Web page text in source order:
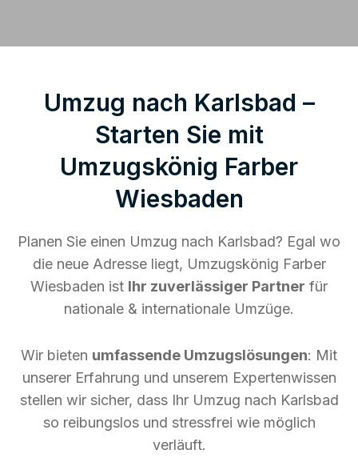
Umzug nach Karlsbad –
Starten Sie mit
Umzugskönig Farber
Wiesbaden
Planen Sie einen Umzug nach Karlsbad? Egal wo
die neue Adresse liegt, Umzugskönig Farber
Wiesbaden ist Ihr zuverlässiger Partner für
nationale & internationale Umzüge.
Wir bieten umfassende Umzugslösungen: Mit
unserer Erfahrung und unserem Expertenwissen
stellen wir sicher, dass Ihr Umzug nach Karlsbad
so reibungslos und stressfrei wie möglich
verläuft.